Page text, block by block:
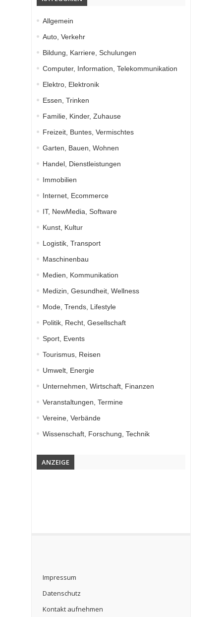
Allgemein
Auto, Verkehr
Bildung, Karriere, Schulungen
Computer, Information, Telekommunikation
Elektro, Elektronik
Essen, Trinken
Familie, Kinder, Zuhause
Freizeit, Buntes, Vermischtes
Garten, Bauen, Wohnen
Handel, Dienstleistungen
Immobilien
Internet, Ecommerce
IT, NewMedia, Software
Kunst, Kultur
Logistik, Transport
Maschinenbau
Medien, Kommunikation
Medizin, Gesundheit, Wellness
Mode, Trends, Lifestyle
Politik, Recht, Gesellschaft
Sport, Events
Tourismus, Reisen
Umwelt, Energie
Unternehmen, Wirtschaft, Finanzen
Veranstaltungen, Termine
Vereine, Verbände
Wissenschaft, Forschung, Technik
ANZEIGE
Impressum
Datenschutz
Kontakt aufnehmen